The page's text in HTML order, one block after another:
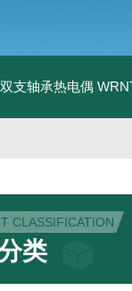
支轴承热电偶
CLASSIFICATION
类